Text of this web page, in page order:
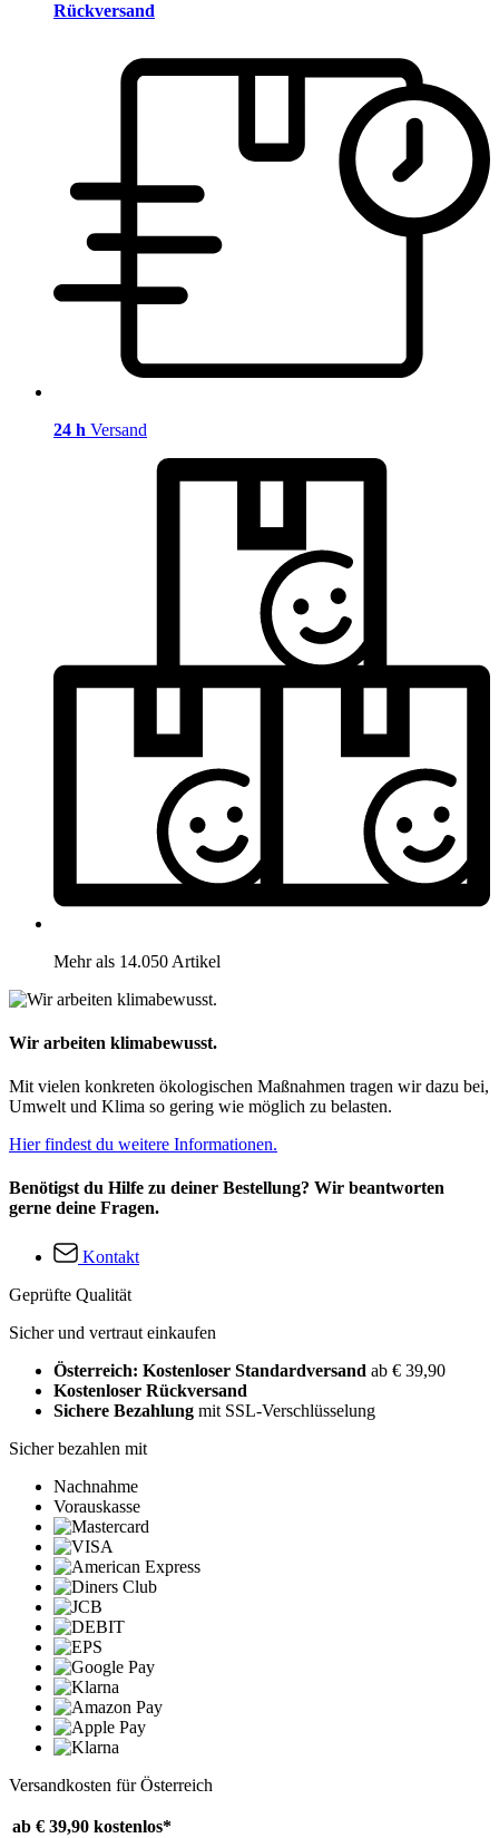
Rückversand
24 h Versand
Mehr als 14.050 Artikel
Wir arbeiten klimabewusst.
Mit vielen konkreten ökologischen Maßnahmen tragen wir dazu bei,
Umwelt und Klima so gering wie möglich zu belasten.
Hier findest du weitere Informationen.
Benötigst du Hilfe zu deiner Bestellung? Wir beantworten
gerne deine Fragen.
Kontakt
Geprüfte Qualität
Sicher und vertraut einkaufen
Österreich: Kostenloser Standardversand ab € 39,90
Kostenloser Rückversand
Sichere Bezahlung mit SSL-Verschlüsselung
Sicher bezahlen mit
Nachnahme
Vorauskasse
Versandkosten für Österreich
ab € 39,90 kostenlos*